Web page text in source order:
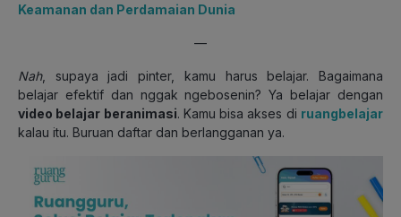
Keamanan dan Perdamaian Dunia
—
Nah, supaya jadi pinter, kamu harus belajar. Bagaimana
belajar efektif dan nggak ngebosenin? Ya belajar dengan
video belajar beranimasi. Kamu bisa akses di ruangbelajar
kalau itu. Buruan daftar dan berlangganan ya.